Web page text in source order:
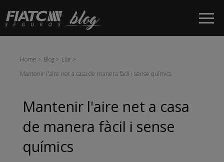
Salta al contingut principal
Home Blog
Llar
Mantenir l'aire net a casa de manera fàcil i sense químics
Mantenir l'aire net a casa
de manera fàcil i sense
químics